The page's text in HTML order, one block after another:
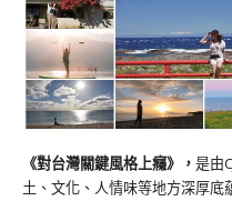
《對台灣關鍵風格上癮》 ， 是由
土、文化、人情味等地方深厚